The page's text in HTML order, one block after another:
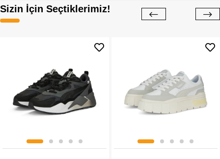
Sizin İçin Seçtiklerimiz!